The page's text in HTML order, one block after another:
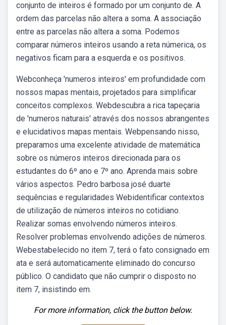
conjunto de inteiros é formado por um conjunto de. A
ordem das parcelas não altera a soma. A associação
entre as parcelas não altera a soma. Podemos
comparar números inteiros usando a reta númerica, os
negativos ficam para a esquerda e os positivos.
Webconheça 'numeros inteiros' em profundidade com
nossos mapas mentais, projetados para simplificar
conceitos complexos. Webdescubra a rica tapeçaria
de 'numeros naturais' através dos nossos abrangentes
e elucidativos mapas mentais. Webpensando nisso,
preparamos uma excelente atividade de matemática
sobre os números inteiros direcionada para os
estudantes do 6º ano e 7º ano. Aprenda mais sobre
vários aspectos. Pedro barbosa josé duarte
sequências e regularidades Webidentificar contextos
de utilização de números inteiros no cotidiano.
Realizar somas envolvendo números inteiros.
Resolver problemas envolvendo adições de números.
Webestabelecido no item 7, terá o fato consignado em
ata e será automaticamente eliminado do concurso
público. O candidato que não cumprir o disposto no
item 7, insistindo em.
For more information, click the button below.